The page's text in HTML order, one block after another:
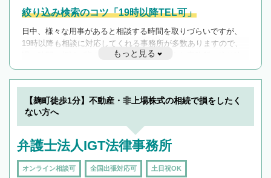
絞り込み検索のコツ「19時以降TEL可」
日中、様々な用事があると相談する時間を取りづらいですが、
19時以降も相談に対応してくれる事務所が多数ありますので、
遅い時間の相談が増えそうな場合はそのような事務所に絞り込
んで検索してみましょう。
19時以降TEL可の条件
を加えて再検索
もっと見る
【麹町徒歩1分】不動産・非上場株式の相続で損をしたく
ない方へ
弁護士法人IGT法律事務所
オンライン相談可 全国出張対応可 土日祝OK